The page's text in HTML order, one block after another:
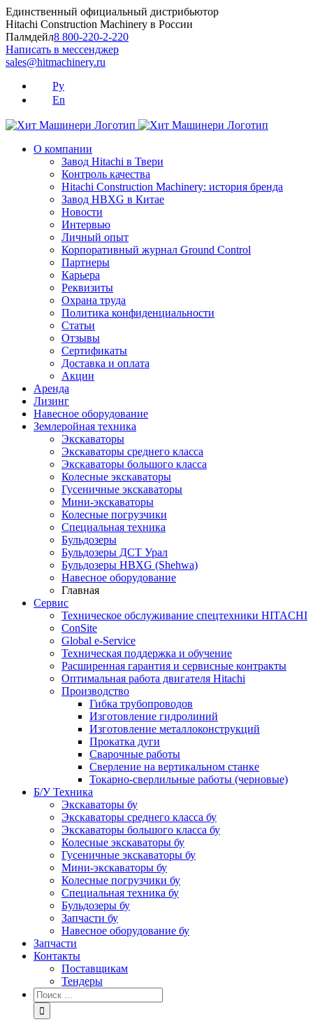
Skip
to
content
Единственный официальный дистрибьютор
Hitachi Construction Machinery в России
Палмдейл8 800-220-2-220
Написать в мессенджер
sales@hitmachinery.ru
Ру
En
О компании
Завод Hitachi в Твери
Контроль качества
Hitachi Construction Machinery: история бренда
Завод HBXG в Китае
Новости
Интервью
Личный опыт
Корпоративный журнал Ground Control
Партнеры
Карьера
Реквизиты
Охрана труда
Политика конфиденциальности
Статьи
Отзывы
Сертификаты
Доставка и оплата
Акции
Аренда
Лизинг
Навесное оборудование
Землеройная техника
Экскаваторы
Экскаваторы среднего класса
Экскаваторы большого класса
Колесные экскаваторы
Гусеничные экскаваторы
Мини-экскаваторы
Колесные погрузчики
Специальная техника
Бульдозеры
Бульдозеры ДСТ Урал
Бульдозеры HBXG (Shehwa)
Навесное оборудование
Главная
Сервис
Техническое обслуживание спецтехники HITACHI
ConSite
Global e-Service
Техническая поддержка и обучение
Расширенная гарантия и сервисные контракты
Оптимальная работа двигателя Hitachi
Производство
Гибка трубопроводов
Изготовление гидролиний
Изготовление металлоконструкций
Прокатка дуги
Сварочные работы
Сверление на вертикальном станке
Токарно-сверлильные работы (черновые)
Б/У Техника
Экскаваторы бу
Экскаваторы среднего класса бу
Экскаваторы большого класса бу
Колесные экскаваторы бу
Гусеничные экскаваторы бу
Мини-экскаваторы бу
Колесные погрузчики бу
Специальная техника бу
Бульдозеры бу
Запчасти бу
Навесное оборудование бу
Запчасти
Контакты
Поставщикам
Тендеры
Результат
поиска: